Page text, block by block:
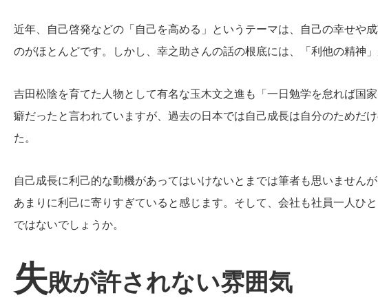
近年、自己啓発などの「自己を高める」というテーマは、自己の幸せや
のがほとんどです。しかし、幸之助さんの話の根底には、「利他の精神」
吉田松陰を育てた人物として有名な玉木文之進も「一日勉学を怠れば国
癖だったと言われていますが、過去の日本では自己成長は自分のためだ
た。
自己成長に利己的な動機があってはいけないとまでは筆者も思いません
あまりに利己に寄りすぎていると感じます。そして、会社も社員一人ひ
ではないでしょうか。
失敗が許されない雰囲気